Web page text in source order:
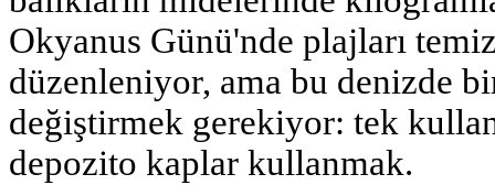
Okyanus Günü'nde plajları
düzenleniyor, ama bu denizde
değiştirmek gerekiyor: tek
depozito kaplar kullanmak.